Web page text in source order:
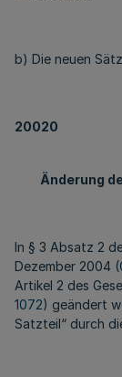
b) Die neuen
20020
Änderung
In § 3 Absatz 2
Dezember 2004 (
Artikel 2 des
1072) geändert
Satzteil“ durch